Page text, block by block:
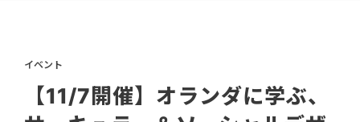
イベント
【11/7開催】オランダに学ぶ、